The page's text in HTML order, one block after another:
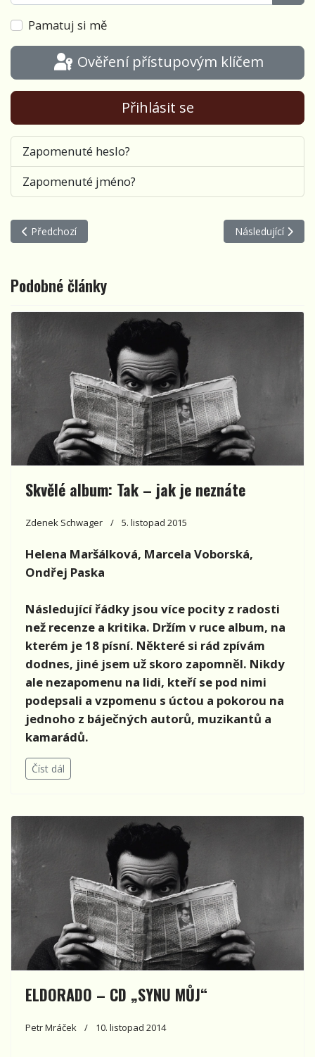
Pamatuj si mě
Ověření přístupovým klíčem
Přihlásit se
Zapomenuté heslo?
Zapomenuté jméno?
Předchozí článek: Léto ve Folkmenu Countryradia
Předchozí Další článek:
Následující
Podobné články
Skvělé album: Tak – jak je neznáte
Zdenek Schwager 5. listopad 2015
Helena Maršálková, Marcela Voborská,
Ondřej Paska
Následující řádky jsou více pocity z radosti
než recenze a kritika. Držím v ruce album, na
kterém je 18 písní. Některé si rád zpívám
dodnes, jiné jsem už skoro zapomněl. Nikdy
ale nezapomenu na lidi, kteří se pod nimi
podepsali a vzpomenu s úctou a pokorou na
jednoho z báječných autorů, muzikantů a
kamarádů.
Číst dál
ELDORADO – CD „SYNU MŮJ“
Petr Mráček 10. listopad 2014